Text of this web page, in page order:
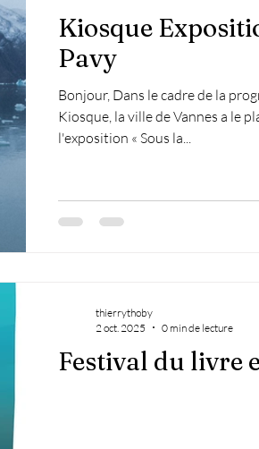
Kiosque
Pavy
Bonjour, Dans le cadre de la
Kiosque, la ville de Vannes a le
l'exposition « Sous la...
Festival du livre
thierrythoby
2 oct. 2025
0 min de lecture